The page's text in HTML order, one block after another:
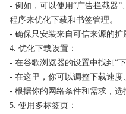
- 例如，可以使用“广告拦截器”
程序来优化下载和书签管理。
- 确保只安装来自可信来源的扩
4. 优化下载设置：
- 在谷歌浏览器的设置中找到“下
- 在这里，你可以调整下载速度
- 根据你的网络条件和需求，选
5. 使用多标签页：